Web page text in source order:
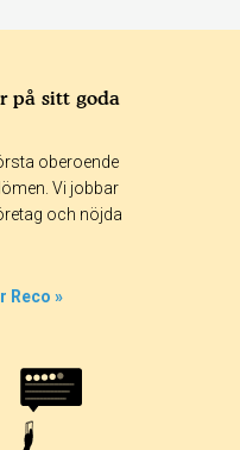
på sitt goda
oberoende
Vi jobbar
och nöjda
Reco »